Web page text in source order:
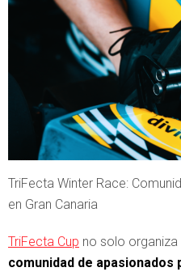
TriFecta Winter Race:
en Gran Canaria
TriFecta Cup no solo organiza
comunidad de apasionados